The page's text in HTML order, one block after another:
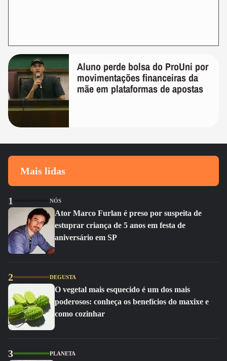
Aluno perde bolsa do ProUni por
movimentações financeiras da
mãe em plataformas de apostas
Mais lidas
1 NÓS
Ator Marco Furlan é preso por suspeita de
estuprar criança de 5 anos em festa de
aniversário em SP
2 DEGUSTA
O vegetal mais esquecido é um dos mais
poderosos: conheça os benefícios do maxixe e
como cozinhar
3 PLANETA